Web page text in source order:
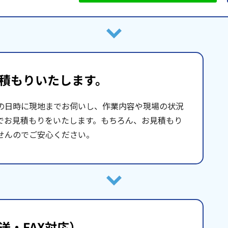
もりいたします。
時に現地までお伺いし、作業内容や現場の状況
見積もりをいたします。もちろん、お見積もり
のでご安心ください。